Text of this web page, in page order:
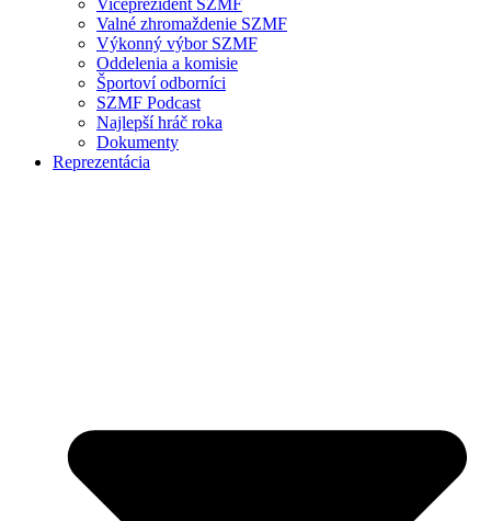
Valné zhromaždenie SZMF
Výkonný výbor SZMF
Oddelenia a komisie
Športoví odborníci
SZMF Podcast
Najlepší hráč roka
Dokumenty
Reprezentácia